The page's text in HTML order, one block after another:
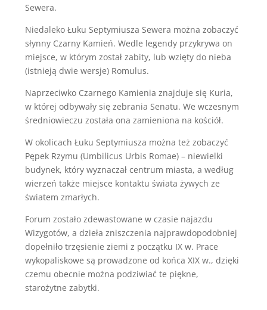
Sewera.
Niedaleko Łuku Septymiusza Sewera można zobaczyć
słynny Czarny Kamień. Wedle legendy przykrywa on
miejsce, w którym został zabity, lub wzięty do nieba
(istnieją dwie wersje) Romulus.
Naprzeciwko Czarnego Kamienia znajduje się Kuria,
w której odbywały się zebrania Senatu. We wczesnym
średniowieczu została ona zamieniona na kościół.
W okolicach Łuku Septymiusza można też zobaczyć
Pępek Rzymu (Umbilicus Urbis Romae) – niewielki
budynek, który wyznaczał centrum miasta, a według
wierzeń także miejsce kontaktu świata żywych ze
światem zmarłych.
Forum zostało zdewastowane w czasie najazdu
Wizygotów, a dzieła zniszczenia najprawdopodobniej
dopełniło trzęsienie ziemi z początku IX w. Prace
wykopaliskowe są prowadzone od końca XIX w., dzięki
czemu obecnie można podziwiać te piękne,
starożytne zabytki.